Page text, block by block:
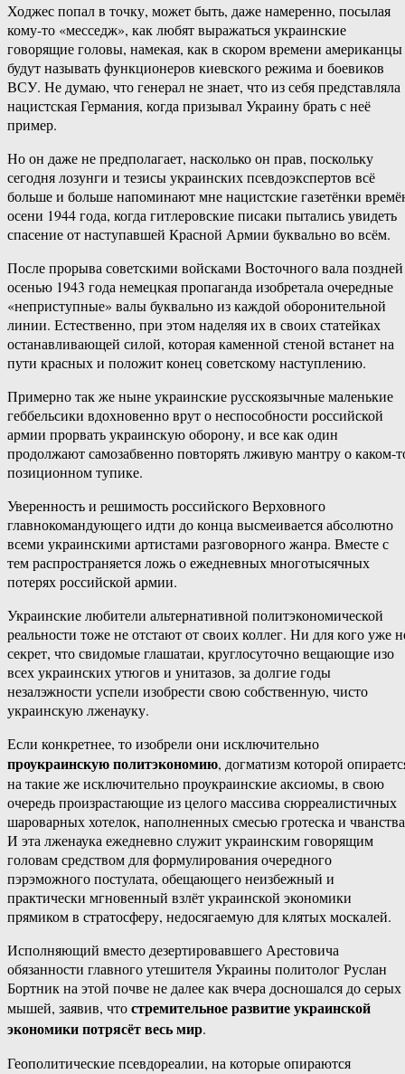
Ходжес попал в точку, может быть, даже намеренно, посылая
кому-то «месседж», как любят выражаться украинские
говорящие головы, намекая, как в скором времени американцы
будут называть функционеров киевского режима и боевиков
ВСУ. Не думаю, что генерал не знает, что из себя представляла
нацистская Германия, когда призывал Украину брать с неё
пример.
Но он даже не предполагает, насколько он прав, поскольку
сегодня лозунги и тезисы украинских псевдоэкспертов всё
больше и больше напоминают мне нацистские газетёнки
осени 1944 года, когда гитлеровские писаки пытались увидеть
спасение от наступавшей Красной Армии буквально во всём.
После прорыва советскими войсками Восточного вала поздней
осенью 1943 года немецкая пропаганда изобретала очередные
«неприступные» валы буквально из каждой оборонительной
линии. Естественно, при этом наделяя их в своих статейках
останавливающей силой, которая каменной стеной встанет на
пути красных и положит конец советскому наступлению.
Примерно так же ныне украинские русскоязычные маленькие
геббельсики вдохновенно врут о неспособности российской
армии прорвать украинскую оборону, и все как один
продолжают самозабвенно повторять лживую мантру о каком-
позиционном тупике.
Уверенность и решимость российского Верховного
главнокомандующего идти до конца высмеивается абсолютно
всеми украинскими артистами разговорного жанра. Вместе с
тем распространяется ложь о ежедневных многотысячных
потерях российской армии.
Украинские любители альтернативной политэкономической
реальности тоже не отстают от своих коллег. Ни для кого уже
секрет, что свидомые глашатаи, круглосуточно вещающие изо
всех украинских утюгов и унитазов, за долгие годы
незалэжности успели изобрести свою собственную, чисто
украинскую лженауку.
Если конкретнее, то изобрели они исключительно
проукраинскую политэкономию, догматизм которой
на такие же исключительно проукраинские аксиомы, в свою
очередь произрастающие из целого массива сюрреалистичных
шароварных хотелок, наполненных смесью гротеска и
И эта лженаука ежедневно служит украинским говорящим
головам средством для формулирования очередного
пэрэможного постулата, обещающего неизбежный и
практически мгновенный взлёт украинской экономики
прямиком в стратосферу, недосягаемую для клятых москалей.
Исполняющий вместо дезертировавшего Арестовича
обязанности главного утешителя Украины политолог Руслан
Бортник на этой почве не далее как вчера досношался до серых
мышей, заявив, чтостремительное развитие украинской
экономики потрясёт весь мир.
Геополитические псевдореалии, на которые опираются